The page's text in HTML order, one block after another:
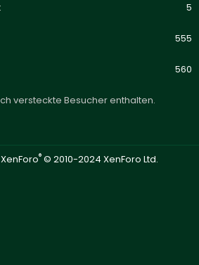
5
555
560
versteckte Besucher enthalten.
® © 2010-2024 XenForo Ltd.